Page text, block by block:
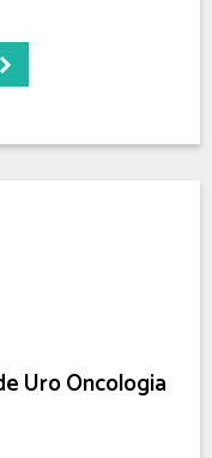
Uro Oncologia